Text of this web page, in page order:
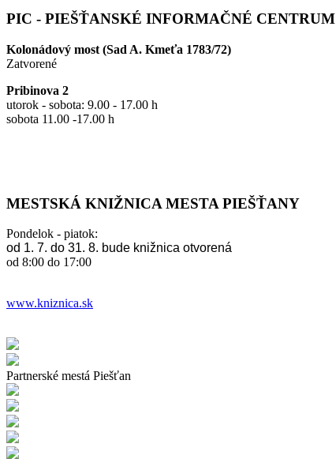
PIC - PIEŠŤANSKÉ INFORMAČNÉ CENTRUM
Kolonádový most (Sad A. Kmeťa 1783/72)
Zatvorené
Pribinova 2
utorok - sobota: 9.00 - 17.00 h
sobota 11.00 -17.00 h
MESTSKÁ KNIŽNICA MESTA PIEŠŤANY
Pondelok - piatok:
od 1. 7. do 31. 8. bude knižnica otvorená
od 8:00 do 17:00
www.kniznica.sk
Partnerské mestá Piešťan